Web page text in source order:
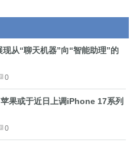
从“聊天机器”向“智能助理”的
0
果或于近日上调iPhone 17系列
0